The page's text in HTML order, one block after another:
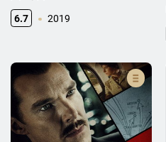
6.7 2019